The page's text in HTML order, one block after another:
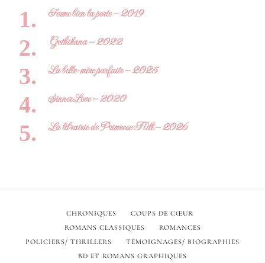
Ferme bien la porte – 2019
Gothikana – 2022
La belle-mère parfaite – 2025
Sinner Love – 2020
La librairie de Primrose Hill – 2026
CHRONIQUES
COUPS DE CŒUR
ROMANS CLASSIQUES
ROMANCES
POLICIERS/ THRILLERS
TÉMOIGNAGES/ BIOGRAPHIES
BD ET ROMANS GRAPHIQUES